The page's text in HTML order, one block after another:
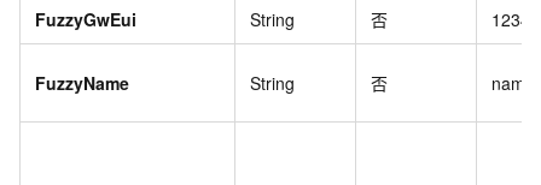
FuzzyGwEui String 否
FuzzyName String 否 name